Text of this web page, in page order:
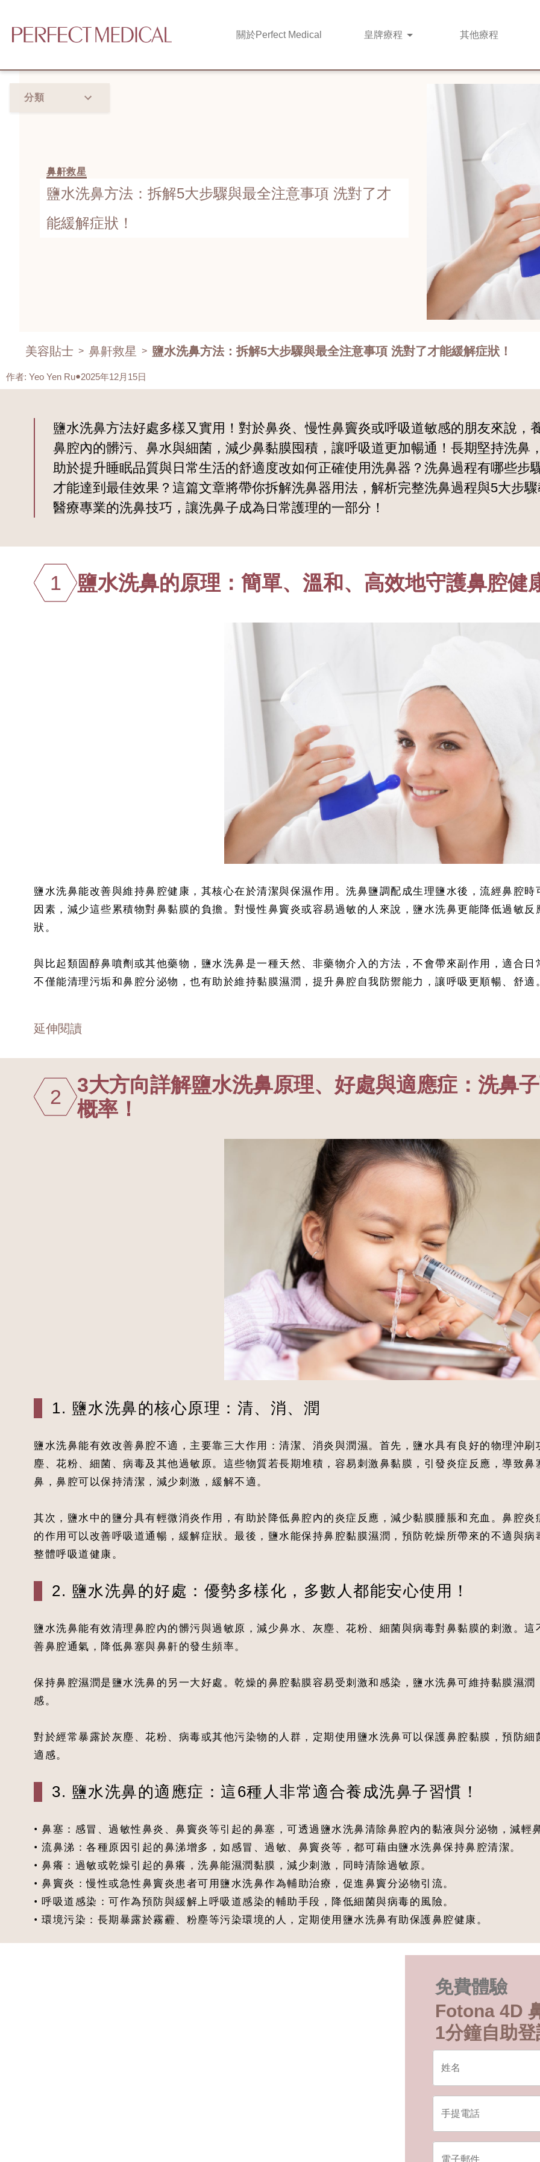
關於Perfect Medical 皇牌療程 其他療程
分類
鼻鼾救星
鹽水洗鼻方法：拆解5大步驟與最全注意事項 洗對了才
能緩解症狀！
美容貼士 > 鼻鼾救星 > 鹽水洗鼻方法：拆解5大步驟與最全注意事項 洗對了才能緩解症狀！
作者: Yeo Yen Ru 2025年12月15日
鹽水洗鼻方法好處多樣又實用！對於鼻炎、慢性鼻竇炎或呼吸道敏感的朋友來說，
鼻腔內的髒污、鼻水與細菌，減少鼻黏膜囤積，讓呼吸道更加暢通！長期堅持洗鼻
助於提升睡眠品質與日常生活的舒適度改如何正確使用洗鼻器？洗鼻過程有哪些步
才能達到最佳效果？這篇文章將帶你拆解洗鼻器用法，解析完整洗鼻過程與5大步
醫療專業的洗鼻技巧，讓洗鼻子成為日常護理的一部分！
1 鹽水洗鼻的原理：簡單、溫和、高效地守護鼻腔健
鹽水洗鼻能改善與維持鼻腔健康，其核心在於清潔與保濕作用。洗鼻鹽調配成生理鹽水後，流經鼻腔
因素，減少這些累積物對鼻黏膜的負擔。對慢性鼻竇炎或容易過敏的人來說，鹽水洗鼻更能降低過敏
狀。
與比起類固醇鼻噴劑或其他藥物，鹽水洗鼻是一種天然、非藥物介入的方法，不會帶來副作用，適合
不僅能清理污垢和鼻腔分泌物，也有助於維持黏膜濕潤，提升鼻腔自我防禦能力，讓呼吸更順暢、舒適
延伸閱讀
2
3大方向詳解鹽水洗鼻原理、好處與適應症：洗鼻
概率！
1. 鹽水洗鼻的核心原理：清、消、潤
鹽水洗鼻能有效改善鼻腔不適，主要靠三大作用：清潔、消炎與潤濕。首先，鹽水具有良好的物理沖
塵、花粉、細菌、病毒及其他過敏原。這些物質若長期堆積，容易刺激鼻黏膜，引發炎症反應，導致
鼻，鼻腔可以保持清潔，減少刺激，緩解不適。
其次，鹽水中的鹽分具有輕微消炎作用，有助於降低鼻腔內的炎症反應，減少黏膜腫脹和充血。鼻腔
的作用可以改善呼吸道通暢，緩解症狀。最後，鹽水能保持鼻腔黏膜濕潤，預防乾燥所帶來的不適與
整體呼吸道健康。
2. 鹽水洗鼻的好處：優勢多樣化，多數人都能安心使用！
鹽水洗鼻能有效清理鼻腔內的髒污與過敏原，減少鼻水、灰塵、花粉、細菌與病毒對鼻黏膜的刺激。
善鼻腔通氣，降低鼻塞與鼻鼾的發生頻率。
保持鼻腔濕潤是鹽水洗鼻的另一大好處。乾燥的鼻腔黏膜容易受刺激和感染，鹽水洗鼻可維持黏膜濕
感。
對於經常暴露於灰塵、花粉、病毒或其他污染物的人群，定期使用鹽水洗鼻可以保護鼻腔黏膜，預防
適感。
3. 鹽水洗鼻的適應症：這6種人非常適合養成洗鼻子習慣！
• 鼻塞：感冒、過敏性鼻炎、鼻竇炎等引起的鼻塞，可透過鹽水洗鼻清除鼻腔內的黏液與分泌物，減輕
• 流鼻涕：各種原因引起的鼻涕增多，如感冒、過敏、鼻竇炎等，都可藉由鹽水洗鼻保持鼻腔清潔。
• 鼻癢：過敏或乾燥引起的鼻癢，洗鼻能濕潤黏膜，減少刺激，同時清除過敏原。
• 鼻竇炎：慢性或急性鼻竇炎患者可用鹽水洗鼻作為輔助治療，促進鼻竇分泌物引流。
• 呼吸道感染：可作為預防與緩解上呼吸道感染的輔助手段，降低細菌與病毒的風險。
• 環境污染：長期暴露於霧霾、粉塵等污染環境的人，定期使用鹽水洗鼻有助保護鼻腔健康。
免費體驗
Fotona 4D
1分鐘自助